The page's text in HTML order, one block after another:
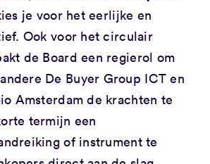
je voor het eerlijke en
Ook voor het circulair
de Board een regierol om
De Buyer Group ICT en
Amsterdam de krachten te
termijn een
of instrument te